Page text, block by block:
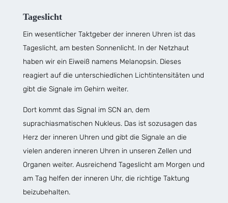
Tageslicht
Ein wesentlicher Taktgeber der inneren Uhren ist das
Tageslicht, am besten Sonnenlicht. In der Netzhaut
haben wir ein Eiweiß namens Melanopsin. Dieses
reagiert auf die unterschiedlichen Lichtintensitäten und
gibt die Signale im Gehirn weiter.
Dort kommt das Signal im SCN an, dem
suprachiasmatischen Nukleus. Das ist sozusagen das
Herz der inneren Uhren und gibt die Signale an die
vielen anderen inneren Uhren in unseren Zellen und
Organen weiter. Ausreichend Tageslicht am Morgen und
am Tag helfen der inneren Uhr, die richtige Taktung
beizubehalten.